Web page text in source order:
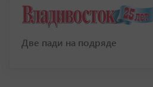
Две пади на подряде